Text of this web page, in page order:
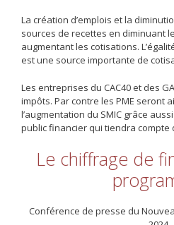
La création d’emplois et la
sources de recettes en diminuant
augmentant les cotisations.
est une source importante de
Les entreprises du CAC40 et des
impôts. Par contre les PME seront
l’augmentation du SMIC grâce
public financier qui tiendra compte
Le chiffrage de
Conférence de presse du